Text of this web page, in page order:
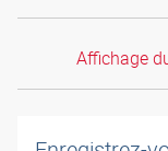
Affichage